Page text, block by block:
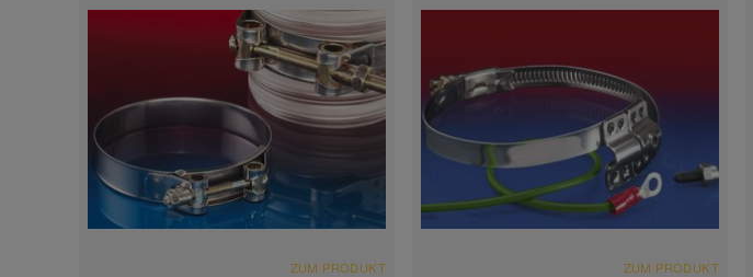
ZUM PRODUKT ZUM PRODUKT